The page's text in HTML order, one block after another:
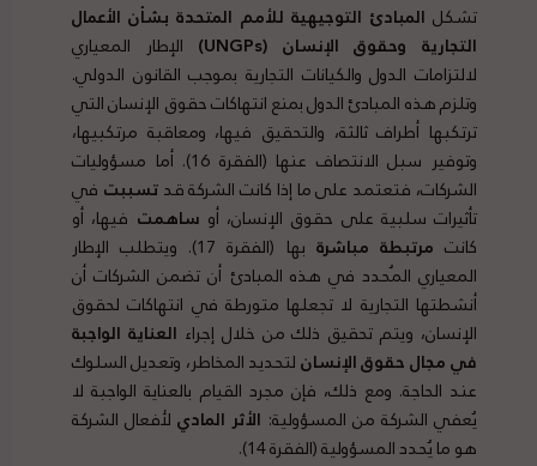
تشكل المبادئ التوجيهية للأمم المتحدة بشأن الأعمال
التجارية وحقوق الإنسان (UNGPs)
الإطار المعياري
لالتزامات الدول والكيانات التجارية بموجب القانون الدولي.
وتلزم هذه المبادئ الدول بمنع انتهاكات حقوق الإنسان التي
ترتكبها أطراف ثالثة، والتحقيق فيها، ومعاقبة مرتكبيها،
وتوفير سبل الانتصاف عنها (الفقرة 16). أما مسؤوليات
الشركات، فتعتمد على ما إذا كانت الشركة قدتسببت في
تأثيرات سلبية على حقوق الإنسان، أو ساهمت فيها، أو
كانت مرتبطة مباشرة
بها (الفقرة 17). ويتطلب الإطار
المعياري المُحدد في هذه المبادئ أن تضمن الشركات أن
أنشطتها التجارية لا تجعلها متورطة في انتهاكات لحقوق
الإنسان، ويتم تحقيق ذلك من خلال إجراء العناية الواجبة
في مجال حقوق الإنسانلتحديد المخاطر، وتعديل السلوك
عند الحاجة. ومع ذلك، فإن مجرد القيام بالعناية الواجبة لا
يُعفي الشركة من المسؤولية: الأثر الماديلأفعال الشركة
هو ما يُحدد المسؤولية (الفقرة 14).